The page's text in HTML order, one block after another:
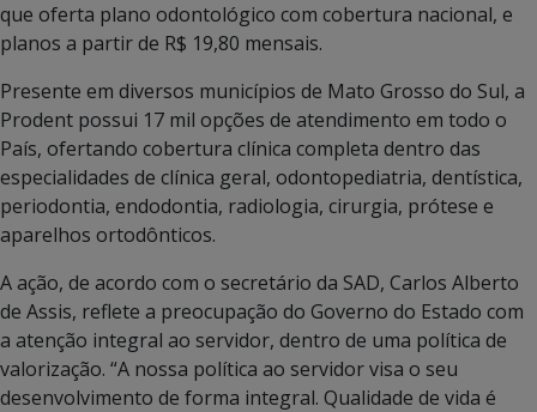
que oferta plano odontológico com cobertura nacional, e
planos a partir de R$ 19,80 mensais.
Presente em diversos municípios de Mato Grosso do Sul, a
Prodent possui 17 mil opções de atendimento em todo o
País, ofertando cobertura clínica completa dentro das
especialidades de clínica geral, odontopediatria, dentística,
periodontia, endodontia, radiologia, cirurgia, prótese e
aparelhos ortodônticos.
A ação, de acordo com o secretário da SAD, Carlos Alberto
de Assis, reflete a preocupação do Governo do Estado com
a atenção integral ao servidor, dentro de uma política de
valorização. “A nossa política ao servidor visa o seu
desenvolvimento de forma integral. Qualidade de vida é